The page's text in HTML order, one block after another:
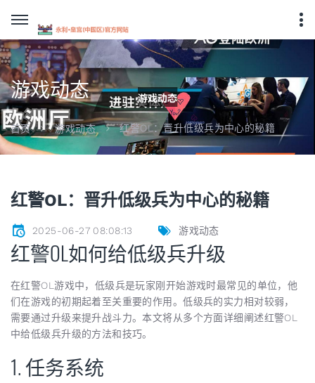
游戏动态
首页 游戏动态 红警OL：晋升低级兵为中心的秘籍
红警OL：晋升低级兵为中心的秘籍
2025-06-27 08:08:13 游戏动态
红警OL如何给低级兵升级
在红警OL游戏中，低级兵是玩家刚开始游戏时最常见的单位，他
们在游戏的初期起着至关重要的作用。低级兵的实力相对较弱，
需要通过升级来提升战斗力。本文将从多个方面详细阐述红警OL
中给低级兵升级的方法和技巧。
1. 任务系统